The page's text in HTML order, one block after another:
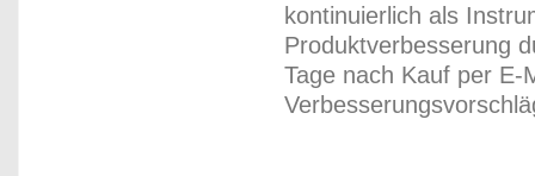
kontinuierlich als
Produktverbesserung
Tage nach Kauf per E-